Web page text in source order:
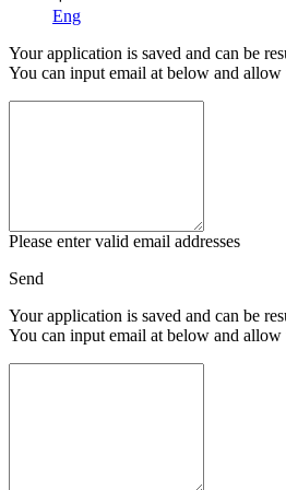
Eng
Your application is saved and can be
You can input email at below and
Please enter valid email addresses
Send
Your application is saved and can be
You can input email at below and